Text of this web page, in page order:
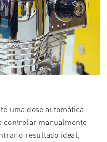
uma dose automática
controlar manualmente
o resultado ideal,